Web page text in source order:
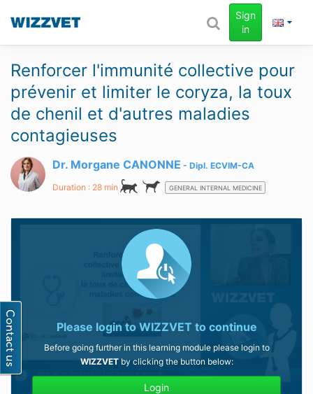
Sign
in
Renforcer l'immunité collective pour
prévenir et limiter le coryza, la toux
de chenil et d'autres maladies
contagieuses
Dr. Morgane CANONNE Dipl. ECVIM-CA
Duration : 28 min GENERAL INTERNAL MEDICINE
Please login to WIZZVET to continue
Before going further in this learning module please login to
WIZZVETby clicking the button below:
Login